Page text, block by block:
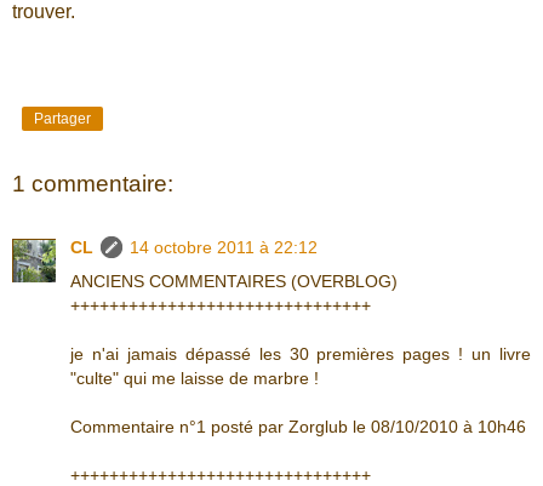
trouver.
Partager
1 commentaire:
CL
14 octobre 2011 à 22:12
ANCIENS COMMENTAIRES (OVERBLOG)
+++++++++++++++++++++++++++++++
je n'ai jamais dépassé les 30 premières pages ! un livre
"culte" qui me laisse de marbre !
Commentaire n°1 posté par Zorglub le 08/10/2010 à 10h46
+++++++++++++++++++++++++++++++